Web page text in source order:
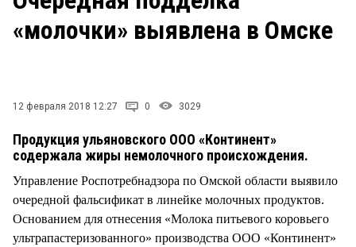
ЗАКОН
НОВОСТИ КОМПАНИЙ
СТИЛЬ ЖИЗНИ
Рейтинги
Блоги
«молочки» выявлена в Омске
12 февраля 2018 12:27 0 3029
Продукция ульяновского ООО «Континент»
содержала жиры немолочного происхождения.
Управление Роспотребнадзора по Омской области выявило
очередной фальсификат в линейке молочных продуктов.
Основанием для отнесения «Молока питьевого коровьего
ультрапастеризованного» производства ООО «Континент»